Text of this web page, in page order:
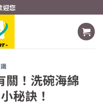
迎您
關！洗碗海綿
秘訣！